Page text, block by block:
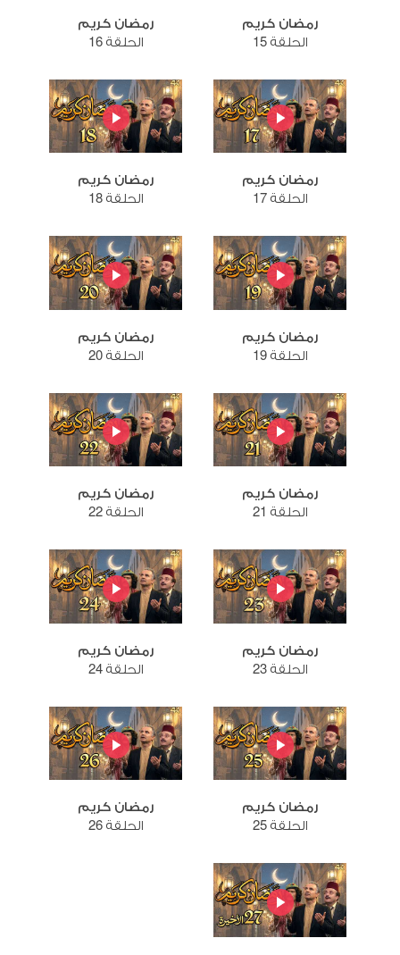
رمضان كريم
الحلقة 15
رمضان كريم
الحلقة 16
رمضان كريم
الحلقة 17
رمضان كريم
الحلقة 18
رمضان كريم
الحلقة 19
رمضان كريم
الحلقة 20
رمضان كريم
الحلقة 21
رمضان كريم
الحلقة 22
رمضان كريم
الحلقة 23
رمضان كريم
الحلقة 24
رمضان كريم
الحلقة 25
رمضان كريم
الحلقة 26